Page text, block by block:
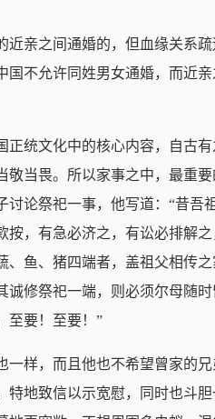
亲之间通婚的，但血缘关系
不允许同姓男女通婚，而近
统文化中的核心内容，自古有
当畏。所以家事之中，最重要
论祭祀一事，他写道：“昔吾
，有急必济之，有讼必排解
鱼、猪四端者，盖祖父相传
修祭祀一端，则必须尔母随
至要！至要！”
样，而且他也不希望曾家的
地致信以示宽慰，同时也斗